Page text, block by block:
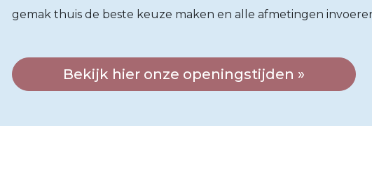
gemak thuis de beste keuze maken en alle afmetingen
Bekijk hier onze openingstijden »